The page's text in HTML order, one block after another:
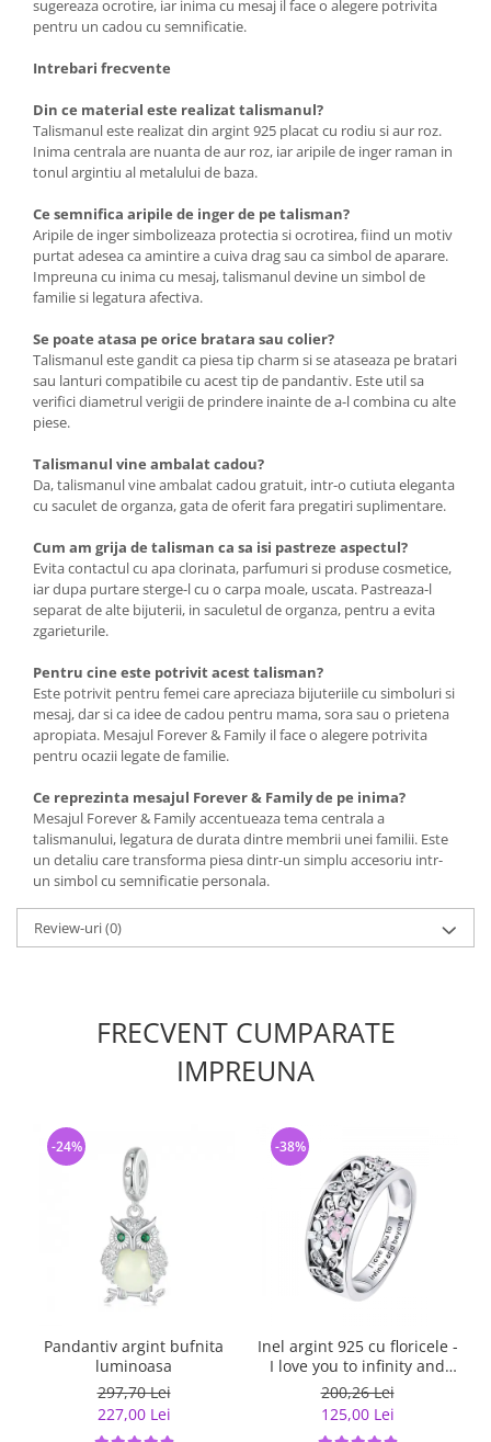
sugereaza ocrotire, iar inima cu mesaj il face o alegere potrivita
pentru un cadou cu semnificatie.
Intrebari frecvente
Din ce material este realizat talismanul?
Talismanul este realizat din argint 925 placat cu rodiu si aur roz.
Inima centrala are nuanta de aur roz, iar aripile de inger raman in
tonul argintiu al metalului de baza.
Ce semnifica aripile de inger de pe talisman?
Aripile de inger simbolizeaza protectia si ocrotirea, fiind un motiv
purtat adesea ca amintire a cuiva drag sau ca simbol de aparare.
Impreuna cu inima cu mesaj, talismanul devine un simbol de
familie si legatura afectiva.
Se poate atasa pe orice bratara sau colier?
Talismanul este gandit ca piesa tip charm si se ataseaza pe bratari
sau lanturi compatibile cu acest tip de pandantiv. Este util sa
verifici diametrul verigii de prindere inainte de a-l combina cu alte
piese.
Talismanul vine ambalat cadou?
Da, talismanul vine ambalat cadou gratuit, intr-o cutiuta eleganta
cu saculet de organza, gata de oferit fara pregatiri suplimentare.
Cum am grija de talisman ca sa isi pastreze aspectul?
Evita contactul cu apa clorinata, parfumuri si produse cosmetice,
iar dupa purtare sterge-l cu o carpa moale, uscata. Pastreaza-l
separat de alte bijuterii, in saculetul de organza, pentru a evita
zgarieturile.
Pentru cine este potrivit acest talisman?
Este potrivit pentru femei care apreciaza bijuteriile cu simboluri si
mesaj, dar si ca idee de cadou pentru mama, sora sau o prietena
apropiata. Mesajul Forever & Family il face o alegere potrivita
pentru ocazii legate de familie.
Ce reprezinta mesajul Forever & Family de pe inima?
Mesajul Forever & Family accentueaza tema centrala a
talismanului, legatura de durata dintre membrii unei familii. Este
un detaliu care transforma piesa dintr-un simplu accesoriu intr-
un simbol cu semnificatie personala.
Review-uri(0)
FRECVENT CUMPARATE
IMPREUNA
Pandantiv argint bufnita
luminoasa
297,70 Lei
227,00 Lei
-24%
Inel argint 925 cu floricele -
I love you to infinity and
beyond - Be Nature
IST0055
200,26 Lei
125,00 Lei
-38%